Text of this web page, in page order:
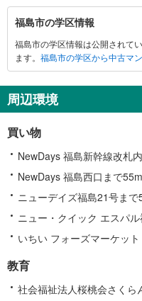
福
島
市
に
す
る
報
福島市の学区情報
福島市の学区情報は公開されて
ます。 福島市の学区から中古マ
周辺環境
買い物
NewDays 福島新幹線改札
NewDays 福島西口まで
ニューデイズ福島21号ま
ニュー・クイック エスパ
いちい フォーズマーケッ
教育
社会福祉法人桜桃会さく